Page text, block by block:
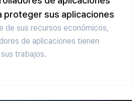
proteger sus aplicaciones
de sus recursos económicos,
de aplicaciones tienen
trabajos.